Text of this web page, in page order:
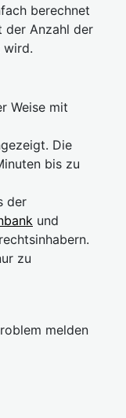
berechnet
der Anzahl der
wird.
Weise mit
Die
bis zu
der
und
zu
melden